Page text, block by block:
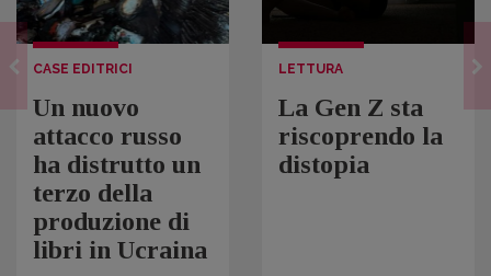
CASE EDITRICI
Un nuovo
attacco russo
ha distrutto un
terzo della
produzione di
libri in Ucraina
LETTURA
La Gen Z sta
riscoprendo la
distopia